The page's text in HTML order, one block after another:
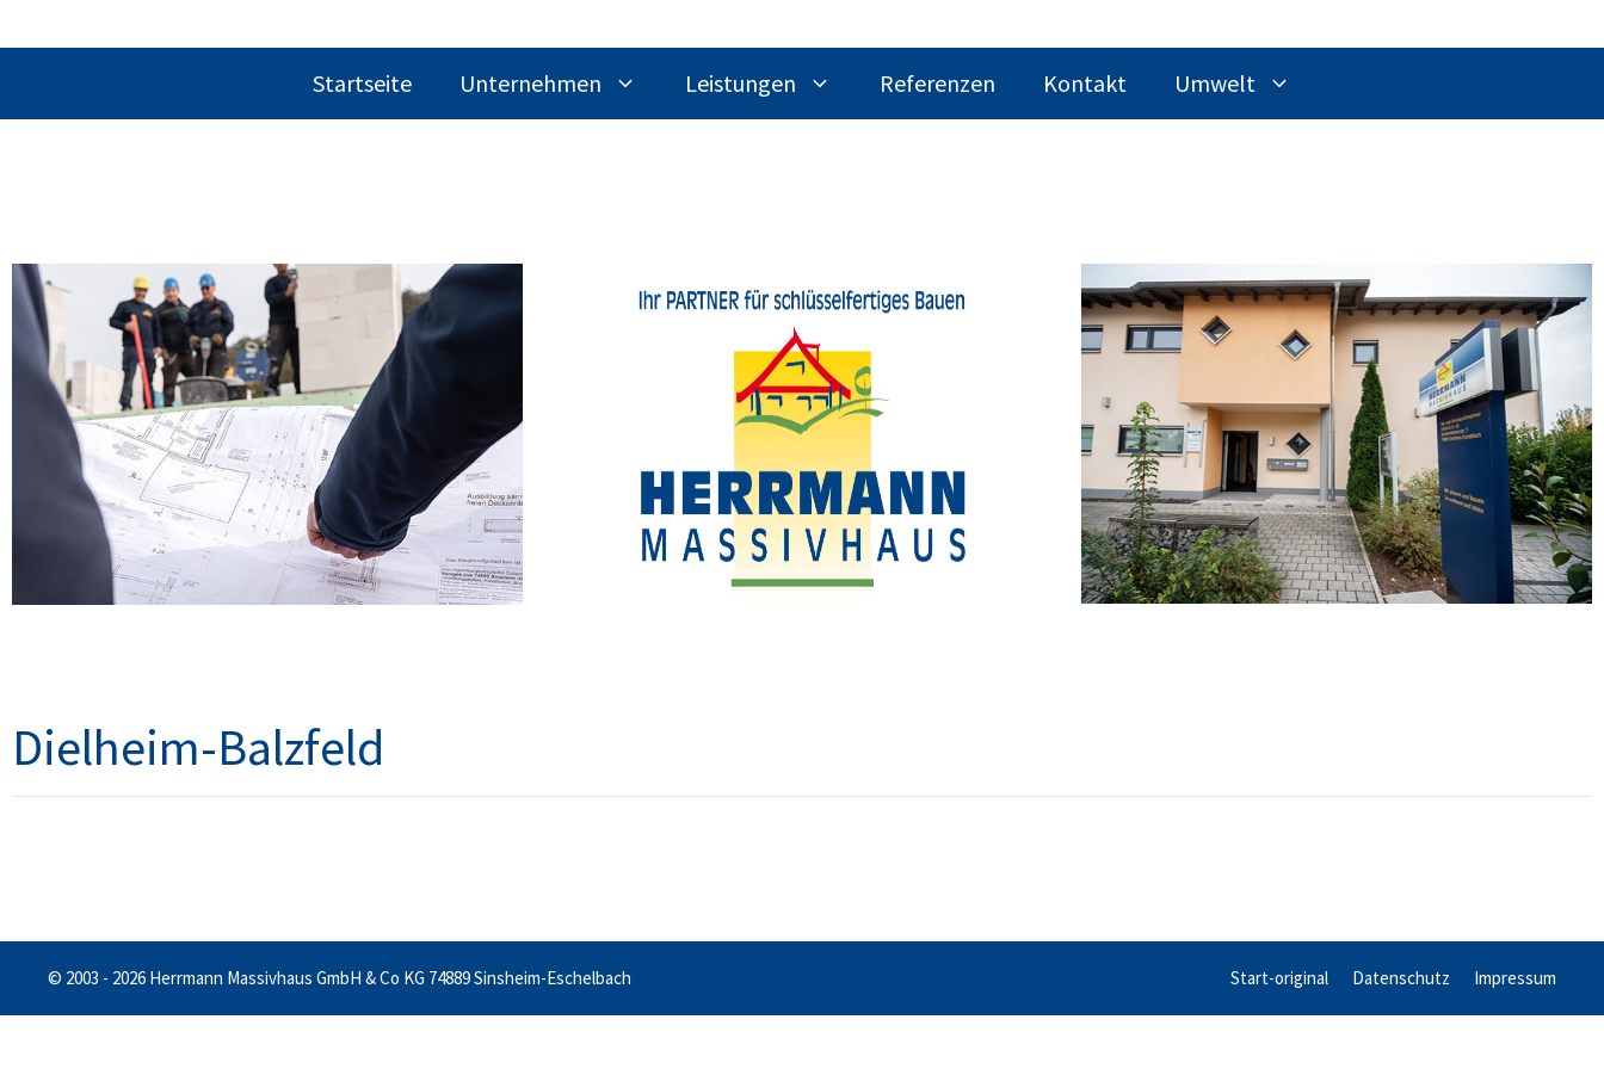
Startseite Unternehmen Leistungen Referenzen Kontakt Umwelt
Dielheim-Balzfeld
Start-original Datenschutz Impressum
© 2003 - 2026 Herrmann Massivhaus GmbH & Co KG 74889 Sinsheim-Eschelbach